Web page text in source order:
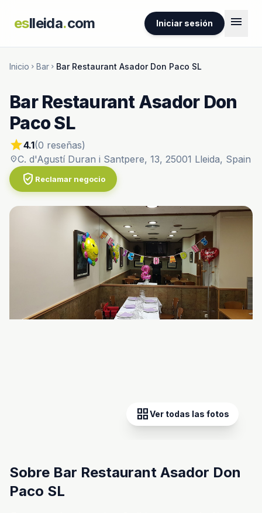
eslleida.com Iniciar sesión menu
Inicio chevron_right Bar chevron_right Bar Restaurant Asador Don Paco SL
Bar Restaurant Asador Don
Paco SL
star4.1(0 reseñas)
location_onC. d'Agustí Duran i Santpere, 13, 25001 Lleida, Spain
verified_user Reclamar negocio
grid_viewVer todas las fotos
Sobre Bar Restaurant Asador Don
Paco SL